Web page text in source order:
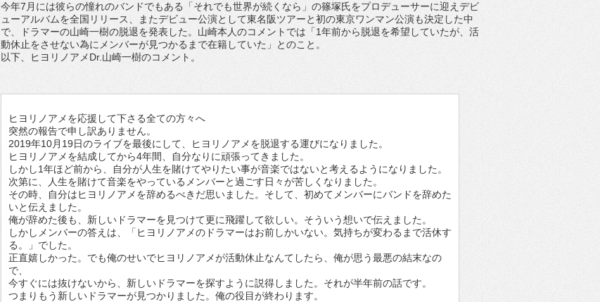
今年7月には彼らの憧れのバンドでもある「それでも世界が続くなら」の篠塚氏をプロデューサーに迎えデビ
ューアルバムを全国リリース、またデビュー公演として東名阪ツアーと初の東京ワンマン公演も決定した中
で、ドラマーの山崎一樹の脱退を発表した。山崎本人のコメントでは「1年前から脱退を希望していたが、活
動休止をさせない為にメンバーが見つかるまで在籍していた」とのこと。
以下、ヒヨリノアメDr.山崎一樹のコメント。
ヒヨリノアメを応援して下さる全ての方々へ
突然の報告で申し訳ありません。
2019年10月19日のライブを最後にして、ヒヨリノアメを脱退する運びになりました。
ヒヨリノアメを結成してから4年間、自分なりに頑張ってきました。
しかし1年ほど前から、自分が人生を賭けてやりたい事が音楽ではないと考えるようになりました。
次第に、人生を賭けて音楽をやっているメンバーと過ごす日々が苦しくなりました。
その時、自分はヒヨリノアメを辞めるべきだ思いました。そして、初めてメンバーにバンドを辞めた
いと伝えました。
俺が辞めた後も、新しいドラマーを見つけて更に飛躍して欲しい。そういう想いで伝えました。
しかしメンバーの答えは、「ヒヨリノアメのドラマーはお前しかいない。気持ちが変わるまで活休す
る。」でした。
正直嬉しかった。でも俺のせいでヒヨリノアメが活動休止なんてしたら、俺が思う最悪の結末なの
で、
今すぐには抜けないから、新しいドラマーを探すように説得しました。それが半年前の話です。
つまりもう新しいドラマーが見つかりました。俺の役目が終わります。